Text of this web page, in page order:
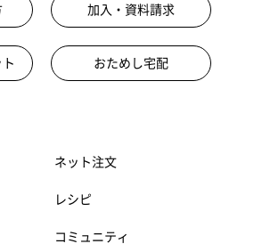
加入・資料請求
おためし宅配
ネット注文
レシピ
コミュニティ